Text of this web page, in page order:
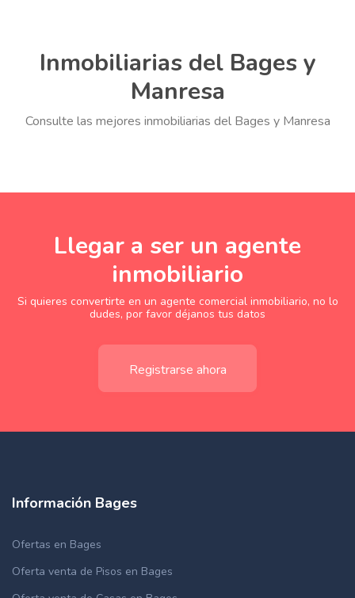
Inmobiliarias del Bages y
Manresa
Consulte las mejores inmobiliarias del Bages y Manresa
Llegar a ser un agente
inmobiliario
Si quieres convertirte en un agente comercial inmobiliario, no lo
dudes, por favor déjanos tus datos
Registrarse ahora
Información Bages
Ofertas en Bages
Oferta venta de Pisos en Bages